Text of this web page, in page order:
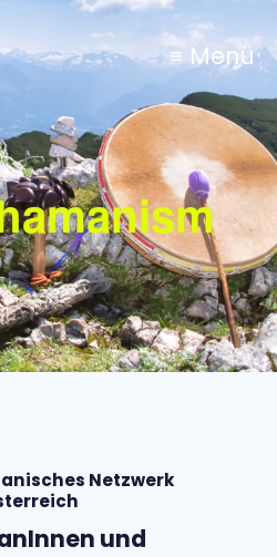
≡ Menü
Netzwerk
und